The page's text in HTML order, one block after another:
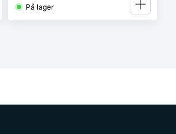
På lager